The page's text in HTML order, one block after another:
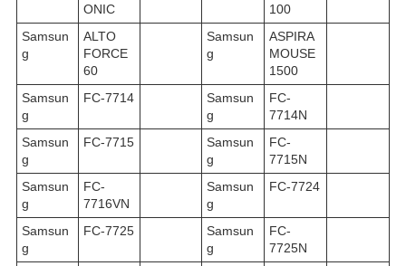
ONIC
100
Samsun
g
ALTO
FORCE
60
Samsun
g
ASPIRA
MOUSE
1500
Samsun
g
FC-7714
Samsun
g
FC-
7714N
Samsun
g
FC-7715
Samsun
g
FC-
7715N
Samsun
g
FC-
7716VN
Samsun
g
FC-7724
Samsun
g
FC-7725
Samsun
g
FC-
7725N